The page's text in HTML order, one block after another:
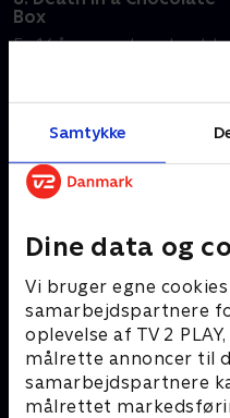
Samtykke
Dine data og
Vi bruger egne
samarbejdspartnere
oplevelse af TV 2
målrette annoncer til
samarbejdspartnere
målrettet
Box
En 16 år gammel sexskandale
kollega findes tævet ihjel.
19. juni 2024 • 92 min
Andre så også